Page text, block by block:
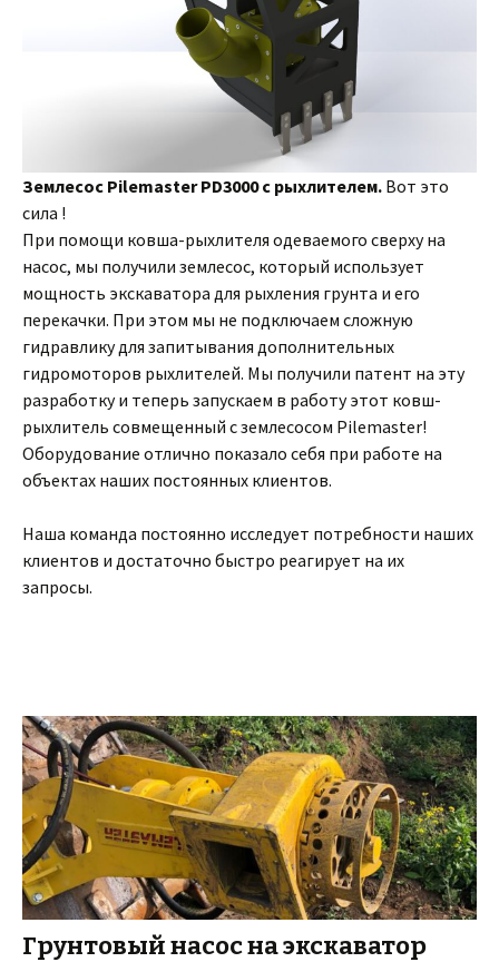
Землесос Pilemaster PD3000 с рыхлителем. Вот это
сила !
При помощи ковша-рыхлителя одеваемого сверху на
насос, мы получили землесос, который использует
мощность экскаватора для рыхления грунта и его
перекачки. При этом мы не подключаем сложную
гидравлику для запитывания дополнительных
гидромоторов рыхлителей. Мы получили патент на эту
разработку и теперь запускаем в работу этот ковш-
рыхлитель совмещенный с землесосом Pilemaster!
Оборудование отлично показало себя при работе на
объектах наших постоянных клиентов.
Наша команда постоянно исследует потребности наших
клиентов и достаточно быстро реагирует на их
запросы.
Грунтовый насос на экскаватор